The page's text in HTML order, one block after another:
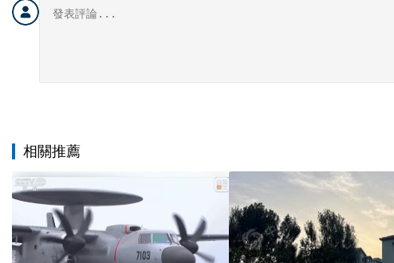
相關推薦